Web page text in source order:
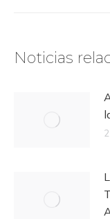
Noticias